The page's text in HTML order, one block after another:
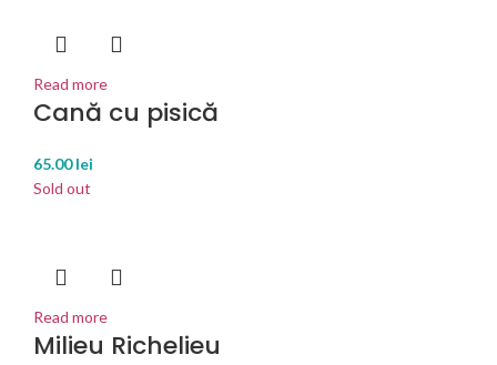
Read more
Cană cu pisică
65.00lei
Sold out
Read more
Milieu Richelieu